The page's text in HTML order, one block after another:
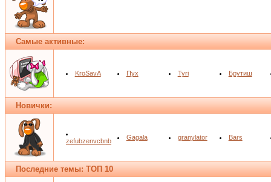
Самые активные:
KroSavA Пух Tyri Брутиш
Новички:
zefubzenvcbnb Gagala granylator Bars
Последние темы: ТОП 10